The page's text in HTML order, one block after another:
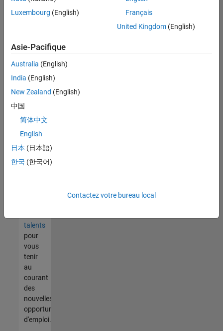
afficher
l’ensemble
d'emploi.
malgré
tout
vous
trouvez
pas
d'offre
corresponde
à vos
talents
pour
vous
tenir
au
courant
des
nouvelles
opportunités
d'emploi.
Luxembourg (English)
Français
United Kingdom(English)
Asie-Pacifique
Australia (English)
India (English)
New Zealand (English)
中国
简体中文
English
日本 (日本語)
한국 (한국어)
Contactez votre bureau local